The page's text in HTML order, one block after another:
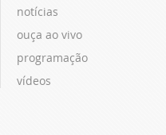
notícias
ouça ao vivo
programação
vídeos